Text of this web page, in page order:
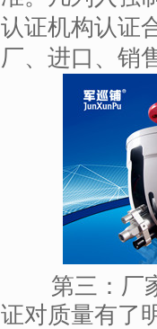
认证机构认证
厂、进口、销
第三：厂家
证对质量有了